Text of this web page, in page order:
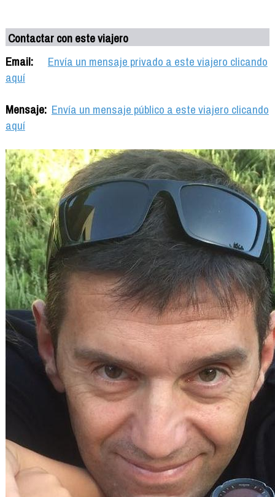
Contactar con este viajero
Email:
Envía un mensaje privado a este viajero clicando
aquí
Mensaje: Envía un mensaje público a este viajero clicando
aquí